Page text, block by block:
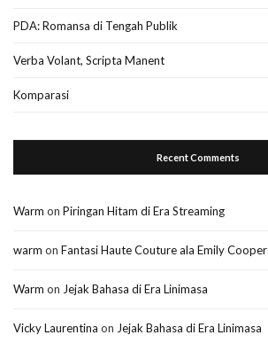
PDA: Romansa di Tengah Publik
Verba Volant, Scripta Manent
Komparasi
Recent Comments
Warm on Piringan Hitam di Era Streaming
warm on Fantasi Haute Couture ala Emily Cooper
Warm on Jejak Bahasa di Era Linimasa
Vicky Laurentina on Jejak Bahasa di Era Linimasa